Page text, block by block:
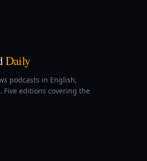
Daily
podcasts in English,
Five editions covering the